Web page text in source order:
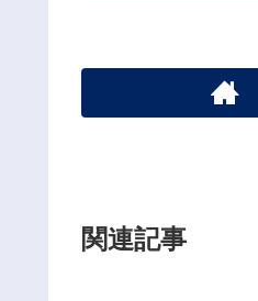
関連記事